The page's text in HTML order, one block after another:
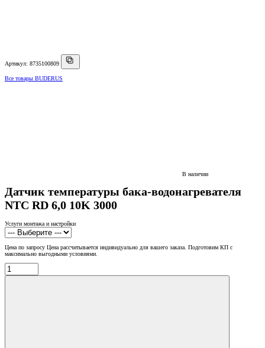
Артикул: 8735100809
Все товары BUDERUS
В наличии
Датчик температуры бака-водонагревателя
NTC RD 6,0 10K 3000
Услуги монтажа и настройки
Цена по запросу Цена рассчитывается индивидуально для вашего заказа. Подготовим КП с
максимально выгодными условиями.